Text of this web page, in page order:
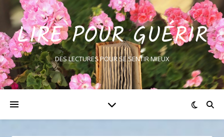
LIRE POUR GUÉRIR
DES LECTURES POUR SE SENTIR MIEUX